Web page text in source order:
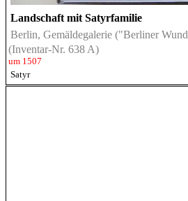
Landschaft mit Satyrfamilie
Berlin, Gemäldegalerie ("Berliner
(Inventar-Nr. 638 A)
um 1507
Satyr